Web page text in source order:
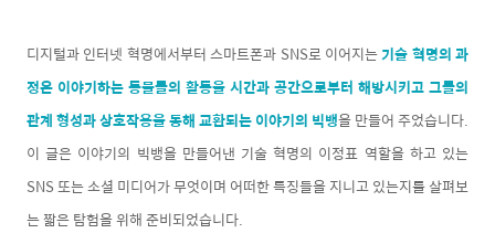
디지털과 인터넷 혁명에서부터 스마트폰과 SNS로 이어지는기술 혁명의 과
정은 이야기하는 동물들의 활동을 시간과 공간으로부터 해방시키고 그들의
관계 형성과 상호작용을 통해 교환되는 이야기의 빅뱅을 만들어 주었습니다.
이 글은 이야기의 빅뱅을 만들어낸 기술 혁명의 이정표 역할을 하고 있는
SNS 또는 소셜 미디어가 무엇이며 어떠한 특징들을 지니고 있는지를 살펴보
는 짧은 탐험을 위해 준비되었습니다.